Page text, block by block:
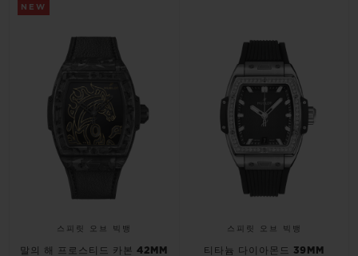
NEW
스피릿 오브 빅뱅
말의 해 프로스티드 카본 42MM
스피릿 오브 빅뱅
티타늄 다이아몬드 39MM